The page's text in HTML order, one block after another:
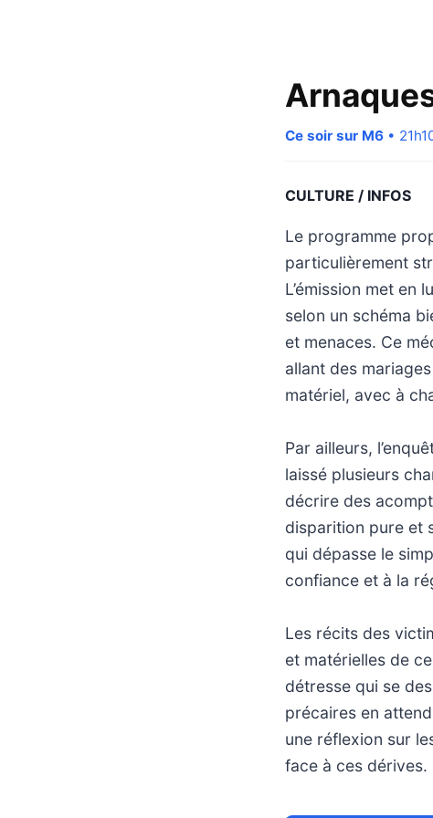
Ce soir sur M6 •
CULTURE / INFOS
Le programme
particulièrement
L’émission met en
selon un schéma
et menaces. Ce
allant des
matériel, avec à
Par ailleurs,
laissé plusieurs
décrire des
disparition pure et
qui dépasse le
confiance et à la
Les récits des
et matérielles de
détresse qui se
précaires en
une réflexion sur
face à ces dérives.